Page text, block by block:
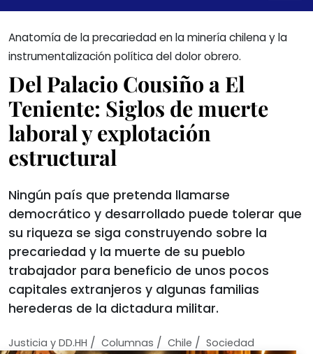
Anatomía de la precariedad en la minería chilena y la
instrumentalización política del dolor obrero.
Del Palacio Cousiño a El
Teniente: Siglos de muerte
laboral y explotación
estructural
Ningún país que pretenda llamarse
democrático y desarrollado puede tolerar que
su riqueza se siga construyendo sobre la
precariedad y la muerte de su pueblo
trabajador para beneficio de unos pocos
capitales extranjeros y algunas familias
herederas de la dictadura militar.
Justicia y DD.HH / Columnas / Chile / Sociedad